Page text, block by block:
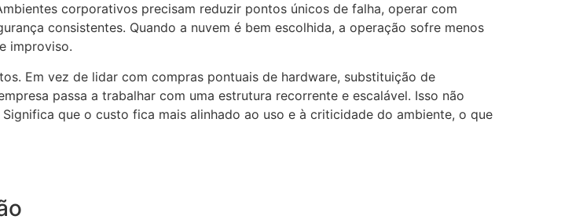
corporativos precisam reduzir pontos únicos de falha, operar com
consistentes. Quando a nuvem é bem escolhida, a operação sofre menos
improviso.
Em vez de lidar com compras pontuais de hardware, substituição de
passa a trabalhar com uma estrutura recorrente e escalável. Isso não
que o custo fica mais alinhado ao uso e à criticidade do ambiente, o que